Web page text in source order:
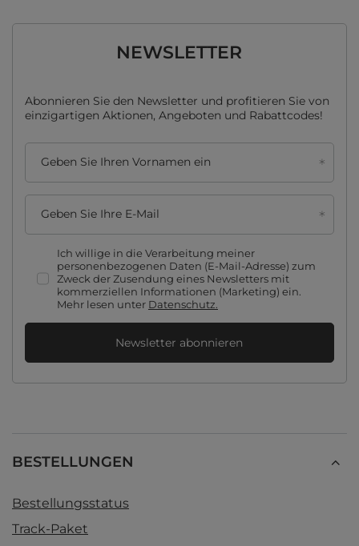
NEWSLETTER
Abonnieren Sie den Newsletter und profitieren Sie von
einzigartigen Aktionen, Angeboten und Rabattcodes!
Geben Sie Ihren Vornamen ein
Geben Sie Ihre E-Mail
Ich willige in die Verarbeitung meiner
personenbezogenen Daten (E-Mail-Adresse) zum
Zweck der Zusendung eines Newsletters mit
kommerziellen Informationen (Marketing) ein.
Mehr lesen unter Datenschutz.
Newsletter abonnieren
BESTELLUNGEN
Bestellungsstatus
Track-Paket